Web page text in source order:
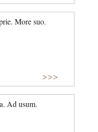
More suo.
>>>
Ad usum.